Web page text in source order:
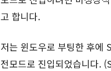
고 합니다.
저는 윈도우로 부팅한 후에
전모드로 진입되었습니다.